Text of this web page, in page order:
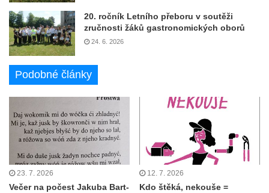
20. ročník Letního přeboru v soutěži
zručnosti žáků gastronomických oborů
24. 6. 2026
Podobné články
23. 7. 2026
Večer na počest Jakuba Bart-
12. 7. 2026
Kdo štěká, nekouše =